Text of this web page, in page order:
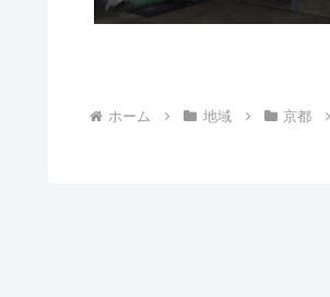
ホーム 地域 京都